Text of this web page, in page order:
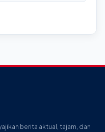
berita aktual, tajam, dan